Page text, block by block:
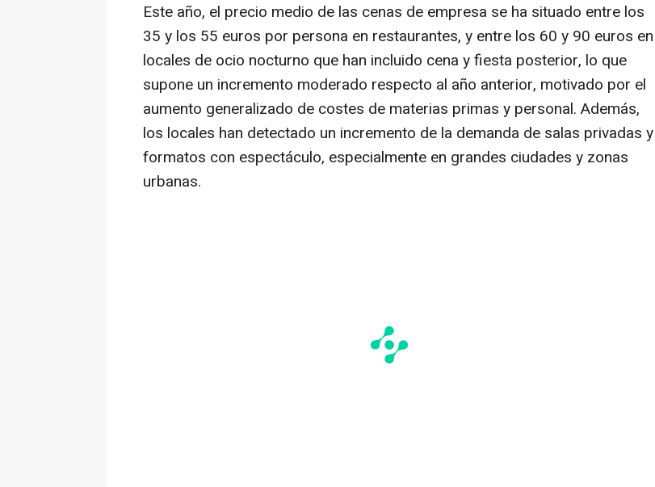
Este año, el precio medio de las cenas de empresa se ha situado entre los
35 y los 55 euros por persona en restaurantes, y entre los 60 y 90 euros en
locales de ocio nocturno que han incluido cena y fiesta posterior, lo que
supone un incremento moderado respecto al año anterior, motivado por el
aumento generalizado de costes de materias primas y personal. Además,
los locales han detectado un incremento de la demanda de salas privadas y
formatos con espectáculo, especialmente en grandes ciudades y zonas
urbanas.